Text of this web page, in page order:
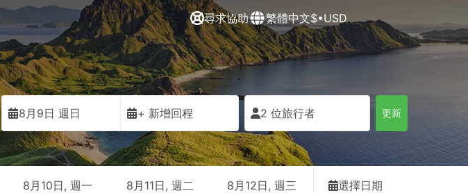
尋求協助 繁體中文$•USD
8月9日 週日 + 新增回程 2 位旅行者 更新
8月10日, 週一 8月11日, 週二 8月12日, 週三 選擇日期